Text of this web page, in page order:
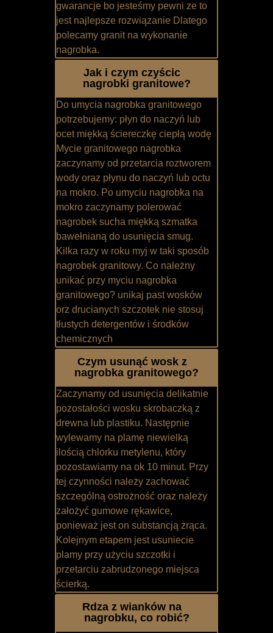
gwarancje bo jesteśmy pewni ze to
jest najlepsze rozwiązanie Dlatego
polecamy granit na wykonanie
nagrobka.
Jak i czym czyścic
nagrobki granitowe?
Do umycia nagrobka granitowego
potrzebujemy: płyn do naczyń lub
ocet miękką ściereczkę ciepłą wodę
Mycie granitowego nagrobka
zaczynamy od przetarcia roztworem
wody oraz płynu do naczyń lub octu
na mokro. Po umyciu nagrobka na
mokro zaczynamy polerować
nagrobek sucha miękką szmatka
bawełnianą do usunięcia smug.
Kilka razy w roku myj w taki sposób
nagrobek granitowy. Co należny
unikać przy myciu nagrobka
granitowego? unikaj past wosków
orz drucianych szczotek nie stosuj
tłustych detergentów i środków
chemicznych
Czym usunąć wosk z
nagrobka granitowego?
Zaczynamy od usunięcia delikatnie
pozostałości wosku skrobaczką z
drewna lub plastiku. Następnie
wylewamy na plamę niewielką
ilością chlorku metylenu, który
pozostawiamy na ok 10 minut. Przy
tej czynności należy zachować
szczególną ostrożność oraz należy
założyć gumowe rękawice,
ponieważ jest on substancją żrąca.
Kolejnym etapem jest usuniecie
plamy przy użyciu szczotki i
przetarciu zabrudzonego miejsca
ścierką.
Rdza z wianków na
nagrobku, co robić?